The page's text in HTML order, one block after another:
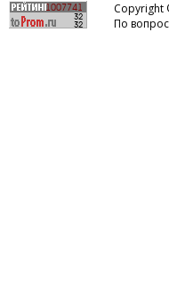
Copyright
По